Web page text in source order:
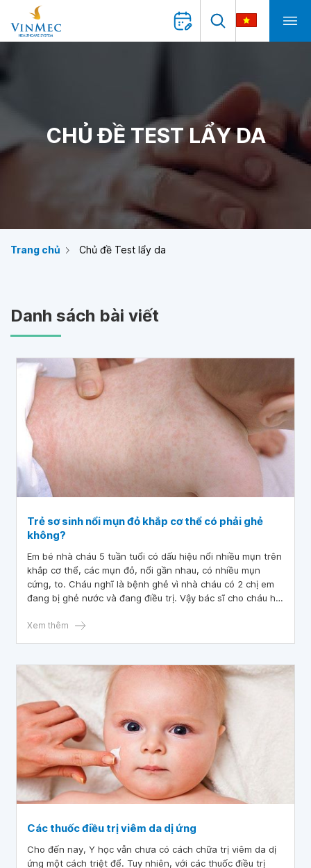
CHỦ ĐỀ TEST LẨY DA
Trang chủ Chủ đề Test lẩy da
Danh sách bài viết
Trẻ sơ sinh nổi mụn đỏ khắp cơ thể có phải ghẻ
không?
Em bé nhà cháu 5 tuần tuổi có dấu hiệu nổi nhiều mụn trên
khắp cơ thể, các mụn đỏ, nổi gần nhau, có nhiều mụn
cứng, to. Cháu nghĩ là bệnh ghẻ vì nhà cháu có 2 chị em
đang bị ghẻ nước và đang điều trị. Vậy bác sĩ cho cháu hỏi
Hướng điều trị như thế nào? Cháu cảm ơn bác sĩ.
Xem thêm
Các thuốc điều trị viêm da dị ứng
Cho đến nay, Y học vẫn chưa có cách chữa trị viêm da dị
ứng một cách triệt để. Tuy nhiên, với các thuốc điều trị